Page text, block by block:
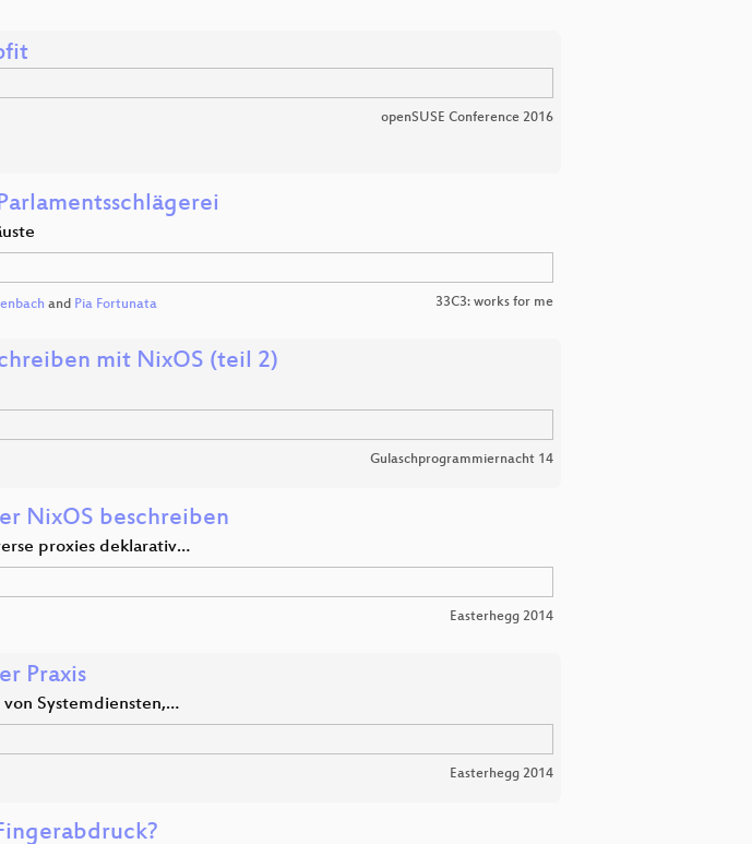
openSUSE Conference 2016
and Pia Fortunata 33C3: works for me
mit NixOS (teil 2)
Gulaschprogrammiernacht 14
NixOS beschreiben
proxies deklarativ…
Easterhegg 2014
Praxis
Systemdiensten,…
Easterhegg 2014